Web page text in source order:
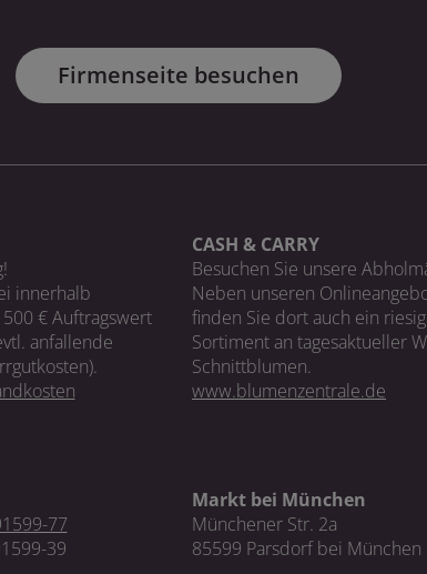
Firmenseite besuchen
innerhalb
€ Auftragswert
anfallende
CASH & CARRY
Besuchen Sie unsere
Neben unseren
finden Sie dort auch ein
Sortiment an tagesaktueller
Schnittblumen.
www.blumenzentrale.de
77
39
Markt bei München
Münchener Str. 2a
85599 Parsdorf bei München